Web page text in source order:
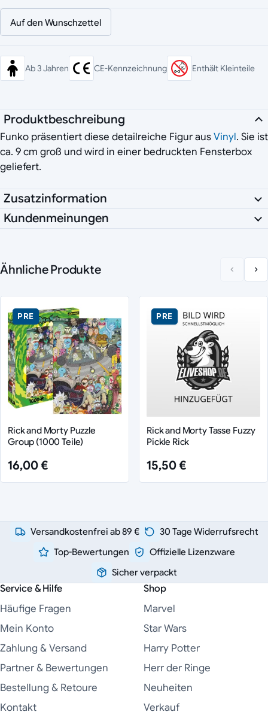
Auf den Wunschzettel
Ab 3 Jahren CE-Kennzeichnung Enthält Kleinteile
Produktbeschreibung
Funko präsentiert diese detailreiche Figur ausVinyl. Sie ist
ca. 9 cm groß und wird in einer bedruckten Fensterbox
geliefert.
Zusatzinformation
Kundenmeinungen
Ähnliche Produkte
PRE
Rick and Morty Puzzle
Group (1000 Teile)
16,00 €
PRE
Rick and Morty Tasse Fuzzy
Pickle Rick
15,50 €
Versandkostenfrei ab 89 €
30 Tage Widerrufsrecht
Top-Bewertungen
Offizielle Lizenzware
Sicher verpackt
Service & Hilfe
Häufige Fragen
Mein Konto
Zahlung & Versand
Partner & Bewertungen
Bestellung & Retoure
Kontakt
Shop
Marvel
Star Wars
Harry Potter
Herr der Ringe
Neuheiten
Verkauf